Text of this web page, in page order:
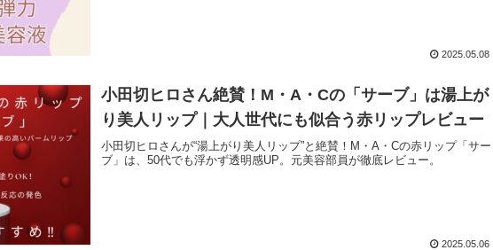
2025.05.08
小田切ヒロさん絶賛！M・A・Cの「サーブ」は湯上が
り美人リップ｜大人世代にも似合う赤リップレビュー
小田切ヒロさんが“湯上がり美人リップ”と絶賛！M・A・Cの赤リップ「サー
ブ」は、50代でも浮かず透明感UP。元美容部員が徹底レビュー。
2025.05.06